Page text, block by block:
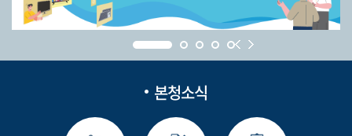
본청소식